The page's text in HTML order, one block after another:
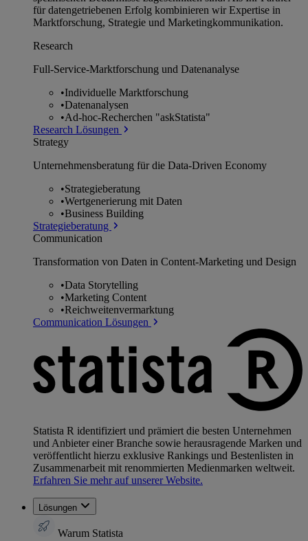
für datengetriebenen Erfolg kombinieren wir Expertise in
Marktforschung, Strategie und Marketingkommunikation.
Research
Full-Service-Marktforschung und Datenanalyse
•Individuelle Marktforschung
•Datenanalysen
•Ad-hoc-Recherchen "askStatista"
Research Lösungen
Strategy
Unternehmens­beratung für die Data-Driven Economy
•Strategieberatung
•Wertgenerierung mit Daten
•Business Building
Strategieberatung
Communication
Transformation von Daten in Content-Marketing und Design
•Data Storytelling
•Marketing Content
•Reichweitenvermarktung
Communication Lösungen
Statista R identifiziert und prämiert die besten Unternehmen
und Anbieter einer Branche sowie herausragende Marken und
veröffentlicht hierzu exklusive Rankings und Bestenlisten in
Zusammenarbeit mit renommierten Medienmarken weltweit.
Erfahren Sie mehr auf unserer Website.
Lösungen
Warum Statista